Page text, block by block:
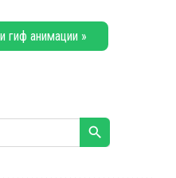
гиф анимации »